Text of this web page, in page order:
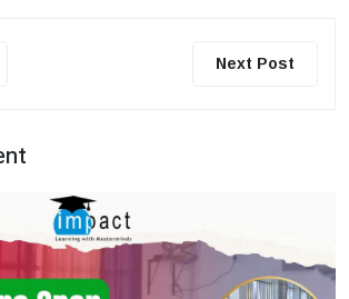
Next Post